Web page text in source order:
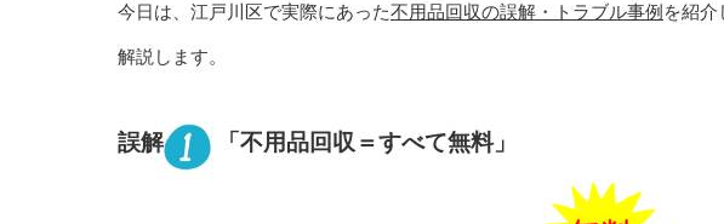
今日は、江戸川区で実際にあった不用品回収の誤解・トラブル事例を紹
解説します。
誤解 「不用品回収＝すべて無料」